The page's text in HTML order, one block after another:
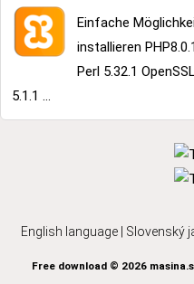
Einfache
installieren
Perl 5.32.1
5.1.1 ...
English language Slovenský
Free download © 2026